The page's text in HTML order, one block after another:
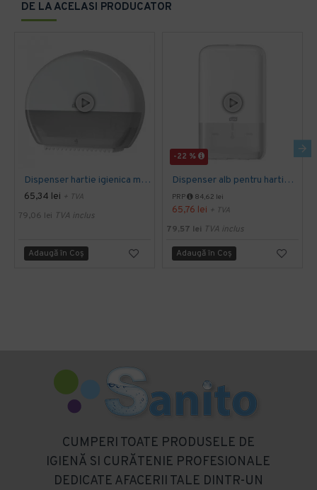
DE LA ACELASI PRODUCATOR
Dispenser hartie igienica mini Jumbo Tork alb
65,34 lei + TVA
79,06 lei TVA inclus
Adaugă în Coş
-22 %
Dispenser alb pentru hartie igienica pliata, bulk, Tork
PRP 84,62 lei
65,76 lei + TVA
79,57 lei TVA inclus
Adaugă în Coş
CUMPERI TOATE PRODUSELE DE
IGIENĂ SI CURĂTENIE PROFESIONALE
DEDICATE AFACERII TALE DINTR-UN